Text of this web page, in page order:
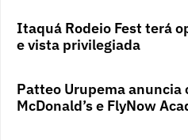
Itaquá Rodeio Fest terá
e vista privilegiada
Patteo Urupema anuncia
McDonald’s e FlyNow